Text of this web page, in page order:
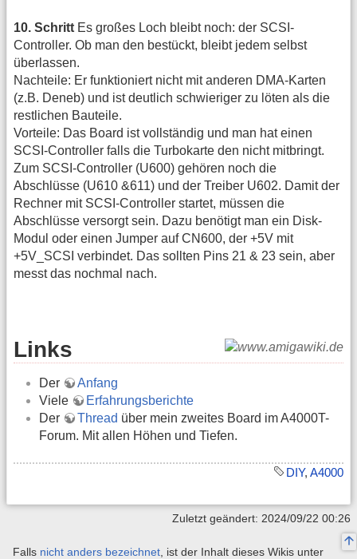
10. Schritt Es großes Loch bleibt noch: der SCSI-
Controller. Ob man den bestückt, bleibt jedem selbst
überlassen.
Nachteile: Er funktioniert nicht mit anderen DMA-Karten
(z.B. Deneb) und ist deutlich schwieriger zu löten als die
restlichen Bauteile.
Vorteile: Das Board ist vollständig und man hat einen
SCSI-Controller falls die Turbokarte den nicht mitbringt.
Zum SCSI-Controller (U600) gehören noch die
Abschlüsse (U610 &611) und der Treiber U602. Damit der
Rechner mit SCSI-Controller startet, müssen die
Abschlüsse versorgt sein. Dazu benötigt man ein Disk-
Modul oder einen Jumper auf CN600, der +5V mit
+5V_SCSI verbindet. Das sollten Pins 21 & 23 sein, aber
messt das nochmal nach.
Links
Der
Anfang
Viele
Erfahrungsberichte
Der
Thread über mein zweites Board im A4000T-
Forum. Mit allen Höhen und Tiefen.
DIY, A4000
Zuletzt geändert: 2024/09/22 00:26
Falls nicht anders bezeichnet , ist der Inhalt dieses Wikis unter